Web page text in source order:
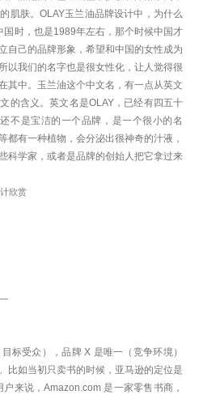
肌肤。OLAY玉兰油品牌设计中，为什么
国时，也是1989年左右，那个时候中国才
自己的品牌形象，希望和中国的女性成为
以我们的名字也是很女性化，让人觉得很
其中。玉兰油这个中文名，有一点从英文
的含义。英文名是OLAY，已经有四五十
不是宝洁的一个品牌，是一个很小的名
都有一种植物，会分泌出很神奇的汁液，
科学家，或者是品牌的创始人把它拿过来
欣赏
标受众），品牌 X 是唯一（竞争环境）
比如当初只卖书的时候，亚马逊的定位是
来说，Amazon.com 是一家零售书商，